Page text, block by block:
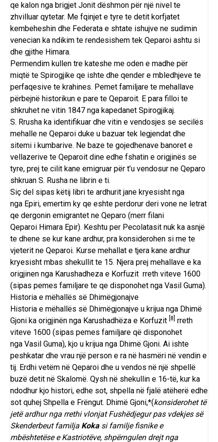
qe kalon nga brigjet Jonit dëshmon për një nivel te
zhvilluar qytetar. Me fqinjet e tyre te detit korfjatet
kembeheshin dhe Federata e shtate ishujve ne sudimin
venecian ka ndikim te rendesishem tek Qeparoi ashtu si
dhe gjithe Himara.
Permendim kullen tre kateshe me oden e madhe për
miqtë te Spirogjike qe ishte dhe qender e mbledhjeve te
perfaqesive te krahines. Pemet familjare te mehallave
përbejnë historikun e pare te Qeparoit. E para filloi te
shkruhet ne vitin 1847 nga kapedanet Spirogjikaj.
S. Rrusha ka identifikuar dhe vitin e vendosjes se secilës
mehalle ne Qeparoi duke u bazuar tek legjendat dhe
sitemi i kumbarive. Ne baze te gojedhenave banoret e
vellazerive te Qeparoit dine edhe fshatin e origjinës se
tyre, prej te cilit kane emigruar për t’u vendosur ne Qeparo
shkruan S. Rusha ne librin e ti.
Siç del sipas këtij libri te ardhurit jane kryesisht nga
nga Epiri, emertim ky qe eshte perdorur deri vone ne letrat
qe dergonin emigrantet ne Qeparo (merr filani
Qeparoi Himara Epir). Keshtu per Pecolatasit nuk ka asnjë
te dhene se kur kane ardhur, pra konsiderohen si me te
vjeterit ne Qeparoi. Kurse mehallat e tjera kane ardhur
kryesisht mbas shekullit te 15. Njera prej mehallave e ka
origjinen nga Karushadheza e Korfuzit rreth viteve 1600
(sipas pemes familjare te qe disponohet nga Vasil Guma).
Historia e mëhallës së Dhimëgjonajve
Historia e mëhallës së Dhimëgjonajve u krijua nga Dhimë
Gjoni ka origjinën nga Karushadhëza e Korfuzit [8] rreth
viteve 1600 (sipas pemes familjare që disponohet
nga Vasil Guma), kjo u krijua nga Dhimë Gjoni. Ai ishte
peshkatar dhe vrau një person e ra në hasmëri në vendin e
tij. Erdhi vetëm në Qeparoi dhe u vendos në një shpellë
buzë detit në Skalomë. Qysh në shekullin e 16-të, kur ka
ndodhur kjo histori, edhe sot, shpella në fjalë atëherë edhe
sot quhej Shpella e Frëngut. Dhimë Gjoni,*(konsiderohet të
jetë ardhur nga rrethi vlonjat Fushëdjegur pas vdekjes së
Skenderbeut familja Kokasi familje fisnike e
mbështetëse e Kastriotëve, shpërngulen drejt nga